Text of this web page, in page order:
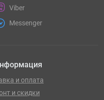
и оплата
и скидки
Viber
Messenger